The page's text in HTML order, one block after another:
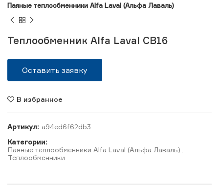
Паяные теплообменники Alfa Laval (Альфа Лаваль)
Теплообменник Alfa Laval CB16
Оставить заявку
В избранное
Артикул: a94ed6f62db3
Категории:
Паяные теплообменники Alfa Laval (Альфа Лаваль)
Теплообменники